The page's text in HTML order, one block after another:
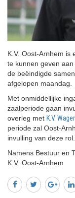
K.V. Oost-Arnhem is
te kunnen geven
de beëindigde
afgelopen maandag.
Met onmiddellijke
zaalperiode gaan
overleg met K.V.
periode zal Oost-
invulling van deze rol.
Namens Bestuur en
K.V. Oost-Arnhem